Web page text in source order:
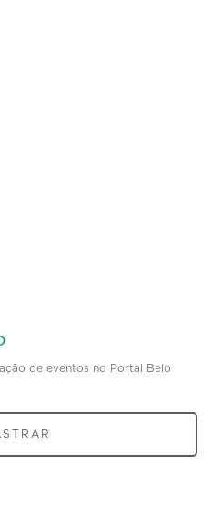
de eventos no Portal Belo